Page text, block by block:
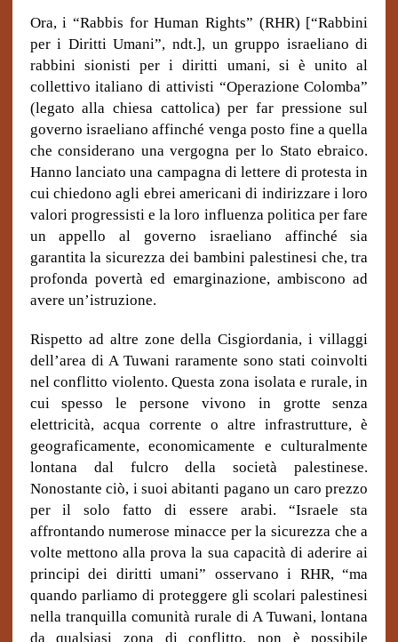
Ora, i “Rabbis for Human Rights” (RHR) [“Rabbini
per i Diritti Umani”, ndt.], un gruppo israeliano di
rabbini sionisti per i diritti umani, si è unito al
collettivo italiano di attivisti “Operazione Colomba”
(legato alla chiesa cattolica) per far pressione sul
governo israeliano affinché venga posto fine a quella
che considerano una vergogna per lo Stato ebraico.
Hanno lanciato una campagna di lettere di protesta in
cui chiedono agli ebrei americani di indirizzare i loro
valori progressisti e la loro influenza politica per fare
un appello al governo israeliano affinché sia
garantita la sicurezza dei bambini palestinesi che, tra
profonda povertà ed emarginazione, ambiscono ad
avere un’istruzione.
Rispetto ad altre zone della Cisgiordania, i villaggi
dell’area di A Tuwani raramente sono stati coinvolti
nel conflitto violento. Questa zona isolata e rurale, in
cui spesso le persone vivono in grotte senza
elettricità, acqua corrente o altre infrastrutture, è
geograficamente, economicamente e culturalmente
lontana dal fulcro della societàpalestinese.
Nonostante ciò, i suoi abitanti pagano un caro prezzo
per il solo fatto di essere arabi. “Israele sta
affrontando numerose minacce per la sicurezza che a
volte mettono alla prova la sua capacità di aderire ai
principi dei diritti umani” osservano i RHR,“ma
quando parliamo di proteggere gli scolari palestinesi
nella tranquilla comunità rurale di A Tuwani, lontana
da qualsiasi zona di conflitto, non è possibile